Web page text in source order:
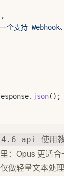
,
个支持 Webhook
json();
api 使用
：Opus 更适合
做轻量文本处